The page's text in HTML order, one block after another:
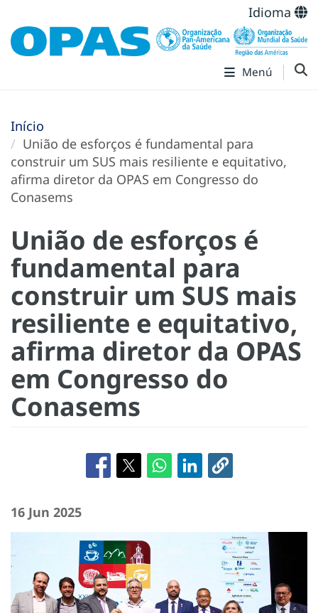
Idioma
Menú
Início
União de esforços é fundamental para
construir um SUS mais resiliente e equitativo,
afirma diretor da OPAS em Congresso do
Conasems
União de esforços é
fundamental para
construir um SUS mais
resiliente e equitativo,
afirma diretor da OPAS
em Congresso do
Conasems
16 Jun 2025